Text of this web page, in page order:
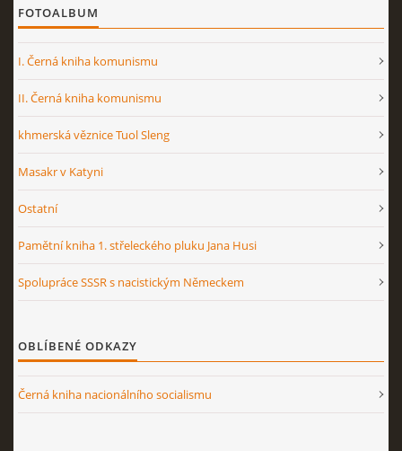
FOTOALBUM
I. Černá kniha komunismu
II. Černá kniha komunismu
khmerská věznice Tuol Sleng
Masakr v Katyni
Ostatní
Pamětní kniha 1. střeleckého pluku Jana Husi
Spolupráce SSSR s nacistickým Německem
OBLÍBENÉ ODKAZY
Černá kniha nacionálního socialismu